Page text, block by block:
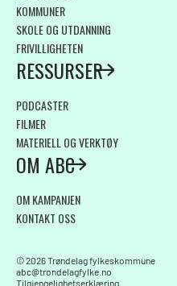
KOMMUNER
SKOLE OG UTDANNING
FRIVILLIGHETEN
RESSURSER
PODCASTER
FILMER
MATERIELL OG VERKTØY
OM ABC
OM KAMPANJEN
KONTAKT OSS
©2026Trøndelag fylkeskommune
abc@trondelagfylke.no
Tilgjengelighetserklæring